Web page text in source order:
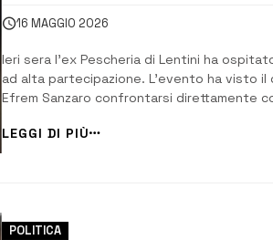
realizzo un terzo del
dimetto”
16 MAGGIO 2026
Ieri sera l’ex Pescheria di Lentini ha
ad alta partecipazione. L’evento ha visto il
Efrem Sanzaro confrontarsi direttamente
serie di interventi è stata Maria Adagio,
Terra, la quale ha delin...
LEGGI DI PIÙ
POLITICA